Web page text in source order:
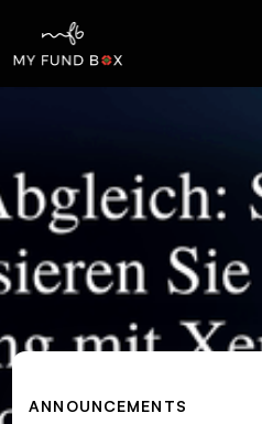
ANNOUNCEMENTS